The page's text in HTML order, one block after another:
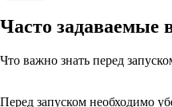
Часто задаваемые
Что важно знать перед
Перед запуском необходимо